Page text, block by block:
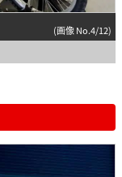
(画像 No.4/12)